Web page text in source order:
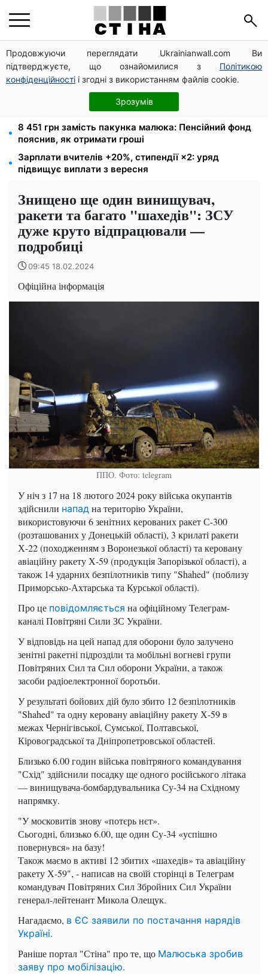
Продовжуючи переглядати Ukrainianwall.com Ви
підтверджуєте, що ознайомилися з Політикою
конфіденційності і згодні з використанням файлів cookie.
Зрозумів
Пенсія по інвалідності III групи з вересня: від 2595
до 10 625 грн — хто скільки отримає
Мавіки, зарядні станції та апарати для реанімації:
Християнський корпус передав вантаж на
Запорізький та Покровський напрямки
8 451 грн замість пакунка малюка: Пенсійний фонд
пояснив, як отримати гроші
Зарплати вчителів +20%, стипендії ×2: уряд
підвищує виплати з вересня
Знищено ще один винищувач,
ракети та багато "шахедів": ЗСУ
дуже круто відпрацювали —
подробиці
09:45 18.02.2024
Офіційна інформація
ППО. Фото: telegram
У ніч з 17 на 18 лютого 2024 року війська окупантів
здійснили напад на територію України,
використовуючи 6 зенітних керованих ракет С-300
(розташованих у Донецькій області), 3 крилаті ракети
Х-22 (походженням з Воронезької області) та керовану
авіаційну ракету Х-59 (продукція Запорізької області), а
також 14 ударних безпілотників типу "Shahed" (поблизу
Приморсько-Ахтарська та Курської області).
Про це повідомляється на офіційному Телеграм-
каналі Повітряні Сили ЗС України.
У відповідь на цей напад для оборони було залучено
зенітні ракетні підрозділи та мобільні вогневі групи
Повітряних Сил та Сил оборони України, а також
засоби радіоелектронної боротьби.
У результаті бойових дій було збито 12 безпілотників
"Shahed" та одну керовану авіаційну ракету Х-59 в
межах Чернігівської, Сумської, Полтавської,
Кіровоградської та Дніпропетровської областей.
Близько 6.00 годин війська повітряного командування
"Схід" здійснили посадку ще одного російського літака
— винищувача-бомбардувальника Су-34 на Східному
напрямку.
"У московитів знову «потєрь нєт».
Сьогодні, близько 6.00, ще один Су-34 «успішно
повернувся» на базу!
Також маємо в активі 12 збитих «шахедів» та авіаційну
ракету Х-59", - написав на своїй сторінці в Телеграм
командувач Повітряних Сил Збройних Сил України
генерал-лейтенант Микола Олещук.
Нагадаємо, в ЄС заявили по постачання нарядів
Україні.
Раніше портал "Стіна" про те, що Малюська зробив
заяву про мобілізацію.